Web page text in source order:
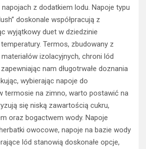
z dodatkiem lodu. Napoje typu
doskonale współpracują z
wyjątkowy duet w dziedzinie
Termos, zbudowany z
izolacyjnych, chroni lód
nam długotrwałe doznania
wybierając napoje do
termosie na zimno, warto postawić na
się niską zawartością cukru,
oraz bogactwem wody. Napoje
owocowe, napoje na bazie wody
lód stanowią doskonałe opcje,